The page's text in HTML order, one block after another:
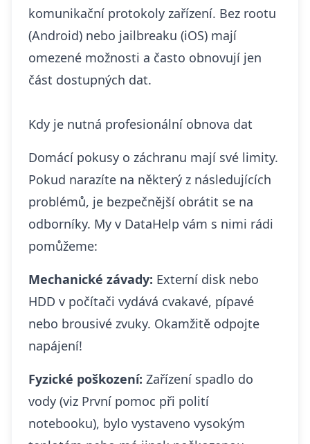
komunikační protokoly zařízení. Bez rootu
(Android) nebo jailbreaku (iOS) mají
omezené možnosti a často obnovují jen
část dostupných dat.
Kdy je nutná profesionální obnova dat
Domácí pokusy o záchranu mají své limity.
Pokud narazíte na některý z následujících
problémů, je bezpečnější obrátit se na
odborníky. My v DataHelp vám s nimi rádi
pomůžeme:
Mechanické závady: Externí disk nebo
HDD v počítači vydává cvakavé, pípavé
nebo brousivé zvuky. Okamžitě odpojte
napájení!
Fyzické poškození: Zařízení spadlo do
vody (viz První pomoc při polití
notebooku), bylo vystaveno vysokým